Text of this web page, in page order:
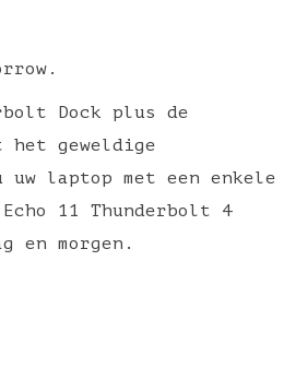
Dock plus de
geweldige
uw laptop met een enkele
11 Thunderbolt 4
en morgen.